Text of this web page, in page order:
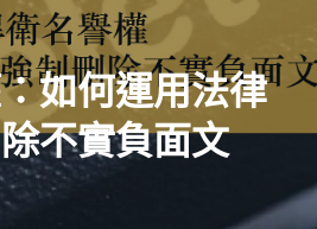
如何運用法律
不實負面文